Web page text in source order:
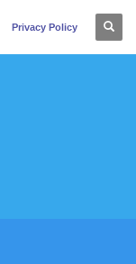
Privacy Policy